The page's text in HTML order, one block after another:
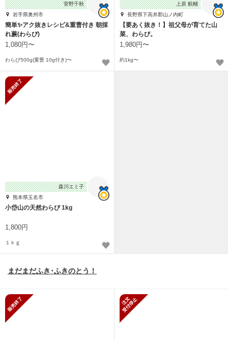
菅野千秋
岩手県奥州市
簡単✨アク抜きレシピ&重曹付き 朝採
れ蕨(わらび)
1,080円〜
わらび500g(重曹 10g付き)〜
上原 航輔
長野県下高井郡山ノ内町
【要あく抜き！】祖父母が育てた山
菜、わらび。
1,980円〜
約1kg〜
森川エミ子
熊本県玉名市
小岱山の天然わらび 1kg
1,800円
１ｋｇ
まだまだふき･ふきのとう！